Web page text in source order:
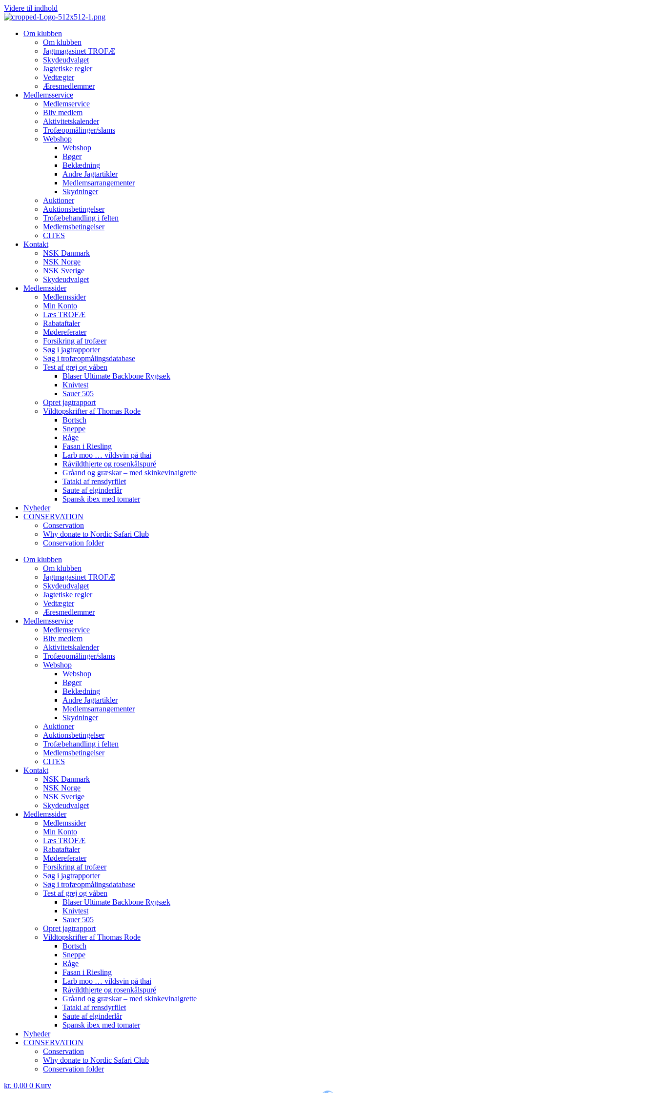
Videre til indhold
Om klubben
Om klubben
Jagtmagasinet TROFÆ
Skydeudvalget
Jagtetiske regler
Vedtægter
Æresmedlemmer
Medlemsservice
Medlemservice
Bliv medlem
Aktivitetskalender
Trofæopmålinger/slams
Webshop
Webshop
Bøger
Beklædning
Andre Jagtartikler
Medlemsarrangementer
Skydninger
Auktioner
Auktionsbetingelser
Trofæbehandling i felten
Medlemsbetingelser
CITES
Kontakt
NSK Danmark
NSK Norge
NSK Sverige
Skydeudvalget
Medlemssider
Medlemssider
Min Konto
Læs TROFÆ
Rabataftaler
Mødereferater
Forsikring af trofæer
Søg i jagtrapporter
Søg i trofæopmålingsdatabase
Test af grej og våben
Blaser Ultimate Backbone Rygsæk
Knivtest
Sauer 505
Opret jagtrapport
Vildtopskrifter af Thomas Rode
Bortsch
Sneppe
Råge
Fasan i Riesling
Larb moo … vildsvin på thai
Råvildthjerte og rosenkålspuré
Gråand og græskar – med skinkevinaigrette
Tataki af rensdyrfilet
Saute af elginderlår
Spansk ibex med tomater
Nyheder
CONSERVATION
Conservation
Why donate to Nordic Safari Club
Conservation folder
Om klubben
Om klubben
Jagtmagasinet TROFÆ
Skydeudvalget
Jagtetiske regler
Vedtægter
Æresmedlemmer
Medlemsservice
Medlemservice
Bliv medlem
Aktivitetskalender
Trofæopmålinger/slams
Webshop
Webshop
Bøger
Beklædning
Andre Jagtartikler
Medlemsarrangementer
Skydninger
Auktioner
Auktionsbetingelser
Trofæbehandling i felten
Medlemsbetingelser
CITES
Kontakt
NSK Danmark
NSK Norge
NSK Sverige
Skydeudvalget
Medlemssider
Medlemssider
Min Konto
Læs TROFÆ
Rabataftaler
Mødereferater
Forsikring af trofæer
Søg i jagtrapporter
Søg i trofæopmålingsdatabase
Test af grej og våben
Blaser Ultimate Backbone Rygsæk
Knivtest
Sauer 505
Opret jagtrapport
Vildtopskrifter af Thomas Rode
Bortsch
Sneppe
Råge
Fasan i Riesling
Larb moo … vildsvin på thai
Råvildthjerte og rosenkålspuré
Gråand og græskar – med skinkevinaigrette
Tataki af rensdyrfilet
Saute af elginderlår
Spansk ibex med tomater
Nyheder
CONSERVATION
Conservation
Why donate to Nordic Safari Club
Conservation folder
kr. 0,00 0 Kurv